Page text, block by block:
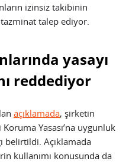
izinsiz takibinin
talep ediyor.
yasayı
reddediyor
açıklamada, şirketin
Yasası’na uygunluk
belirtildi. Açıklamada
kullanımı konusunda da